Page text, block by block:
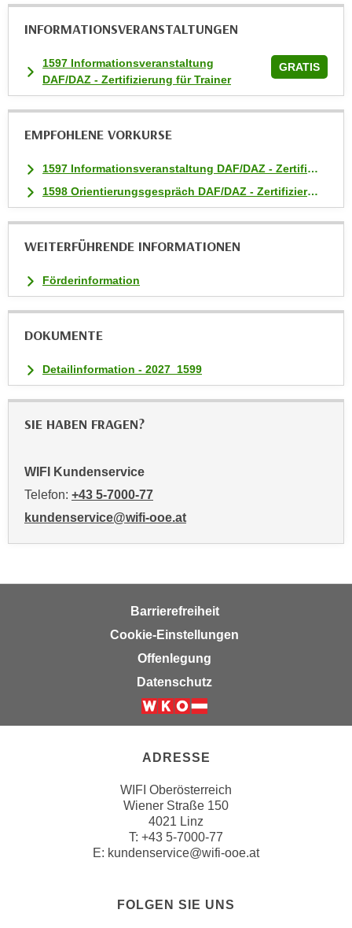
INFORMATIONS­VERANSTALTUNGEN
1597 Informationsveranstaltung
DAF/DAZ - Zertifizierung für Trainer
GRATIS
EMPFOHLENE VORKURSE
1597 Informationsveranstaltung DAF/DAZ - Zertifizierung für Trainer
1598 Orientierungsgespräch DAF/DAZ - Zertifizierung für Trainer
WEITERFÜHRENDE INFORMATIONEN
Förderinformation
DOKUMENTE
Detailinformation - 2027_1599
SIE HABEN FRAGEN?
WIFI Kundenservice
Telefon: +43 5-7000-77
kundenservice@wifi-ooe.at
Barrierefreiheit
Cookie-Einstellungen
Offenlegung
Datenschutz
ADRESSE
WIFI Oberösterreich
Wiener Straße 150
4021 Linz
T: +43 5-7000-77
E: kundenservice@wifi-ooe.at
FOLGEN SIE UNS
m
e
n
.